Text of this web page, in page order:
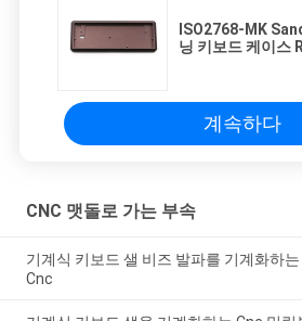
ISO2768-MK
닝 키보드 케이스
계속하다
CNC 맷돌로 가는 부속
기계식 키보드 샐 비즈 발파를 기계화하
Cnc